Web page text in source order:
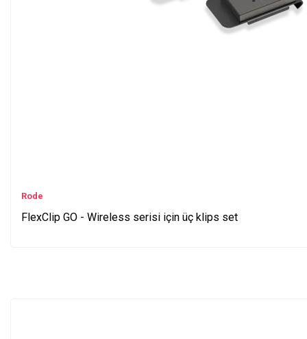
Rode
FlexClip GO - Wireless serisi için üç klips set